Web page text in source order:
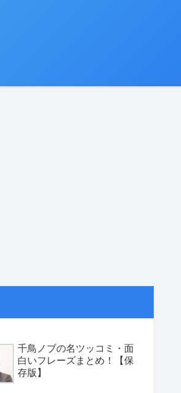
千鳥ノブの名ツッコミ・面
白いフレーズまとめ！【保
存版】